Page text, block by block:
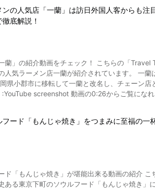
さまざまですが、調味料を混ぜるだけで簡単に
マダレは、濃厚さが人気です。 「冷やし中華」の作り方まとめ 今回は冷やし中華の基本レシピ
作り方を英語で紹介している動画は貴重ですね。 寿司やらーめん、天ぷらやすき焼き
食。日本の夏の定番メニューである「冷やし中華」
た「冷やし中華」はインスタ映えする美味しさ
ピング次第で味変できるのも魅力。この夏、いろいろな具材やたれを
「冷やし中華最強レシピ」を見つけてみません
かがだったでしょうか。 コース料理だけでな
ります。 「とうふ屋うかい」のとうふをメインとした会席（懐石）料理は、日本を代表として
れる名店で、メニューも充実していて、全席禁
ukai」「六本木 kappou ukai」
うかい」と東京近郊に多数出店しています。 是非こち
築、そして四季によって姿を変える庭園、空
概要紹介◆ 【住所】東京都港区芝公園4-4-13 【交通アクセス】 都営大
口出口から徒歩5分 東京メトロ日比谷線神谷
理「東京 芝 とうふ屋うかい」 https://www.ukai.co.jp/shiba/ 【食べロ
tokyo/A1314/A131401/13019665/
食グルメとしての歴史は浅く、最近になって日
か」活造りを提供していますが、食べようとす
分で捌いて、和食グルメ文化を堪能してみるのも良いでしょ
ぜひ、動画を見ながらチャレンジして、すばらしい和
（いか）」の活造りを堪能しましょう。
の人気店「一蘭」は訪日外国人客からも注
底解説！
蘭」の紹介動画をチェック！ こちらの「
されています。 一蘭は1960年（昭和35年）に屋台「双葉ラーメン」として創業したことに始ま
に移転して一蘭と改名し、チェーン店として人気を集めていきま
をご覧なることができます。 動画で紹介されている一蘭ラーメンの特徴とは？ 画像引用
味集中システム」は特許を取得しています。
ってトランス脂肪酸ゼロ、天然コラーゲン入りのラー
とんこつ不使用ラーメン」も開発され、話題を集めました。 動画で紹介
舗がたくさんあります。 2020年6月時点で世
ード「もんじゃ焼き」をつまみに至福の
ド「もんじゃ焼き」が堪能出来る動画の紹介
町のソウルフード「もんじゃ焼き」について紹介しています。 もんじゃ